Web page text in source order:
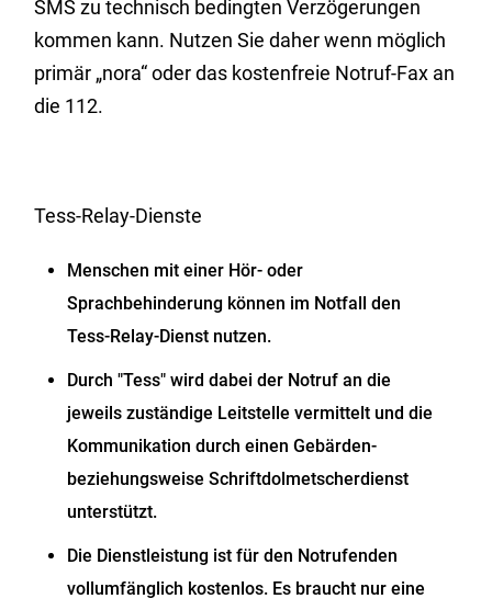
SMS zu technisch bedingten Verzögerungen
kommen kann. Nutzen Sie daher wenn möglich
primär „nora“ oder das kostenfreie Notruf-Fax an
die 112.
Tess-Relay-Dienste
Menschen mit einer Hör- oder
Sprachbehinderung können im Notfall den
Tess-Relay-Dienst nutzen.
Durch "Tess" wird dabei der Notruf an die
jeweils zuständige Leitstelle vermittelt und die
Kommunikation durch einen Gebärden-
beziehungsweise Schriftdolmetscherdienst
unterstützt.
Die Dienstleistung ist für den Notrufenden
vollumfänglich kostenlos. Es braucht nur eine